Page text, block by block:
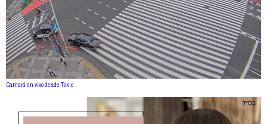
Camará en vivo desde Tokio